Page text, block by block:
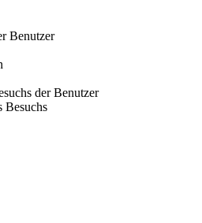
Benutzer
der Benutzer
Besuchs